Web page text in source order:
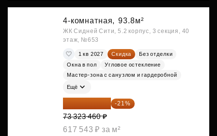
4-комнатная, 93.8м²
ЖК Сидней Сити, 5.2 корпус, 3 секция, 40
этаж, №653
1 кв 2027 Скидка
Без отделки
Окна в пол
Угловое остекление
Мастер-зона с санузлом и гардеробной
Ещё
57 925 533 ₽ -21%
73 323 460 ₽
617 543 ₽ за м²